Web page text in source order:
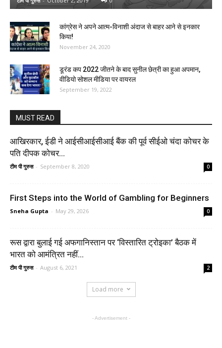
कांग्रेस ने अपने आत्म-विनाशी अंदाज से बाहर आने से इनकार
किया!
November 24, 2020
डूरंड कप 2022 जीतने के बाद सुनील छेत्री का हुआ अपमान,
वीडियो सोशल मीडिया पर वायरल
September 19, 2022
MUST READ
आखिरकार, ईडी ने आईसीआईसीआई बैंक की पूर्व सीईओ चंदा कोचर के
पति दीपक कोचर...
टीम पी गुरुस - September 8, 2020 0
First Steps into the World of Gambling for Beginners
Sneha Gupta - May 29, 2026 0
रूस द्वारा बुलाई गई अफगानिस्तान पर ‘विस्तारित ट्रोइका’ बैठक में
भारत को आमंत्रित नहीं...
टीम पी गुरुस - August 6, 2021 2
Load more
- Advertisement -